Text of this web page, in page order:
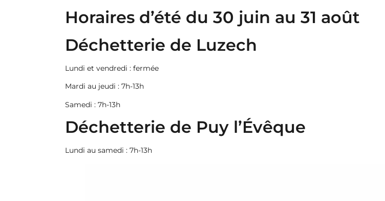
Horaires d’été du 30 juin au 31 août
Déchetterie de Luzech
Lundi et vendredi : fermée
Mardi au jeudi : 7h-13h
Samedi : 7h-13h
Déchetterie de Puy l’Évêque
Lundi au samedi : 7h-13h